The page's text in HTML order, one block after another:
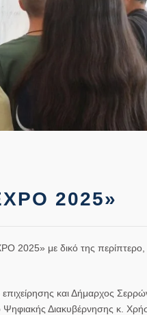
2025»
2025» με δικό της
και Δήμαρχος
Διακυβέρνησης κ.